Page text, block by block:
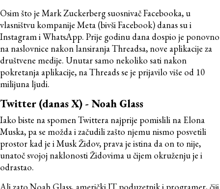
Osim što je Mark Zuckerberg suosnivač Facebooka, u
vlasništvu kompanije Meta (bivši Facebook) danas su i
Instagram i WhatsApp. Prije godinu dana dospio je ponovno
na naslovnice nakon lansiranja Threadsa, nove aplikacije za
društvene medije. Unutar samo nekoliko sati nakon
pokretanja aplikacije, na Threads se je prijavilo više od 10
milijuna ljudi.
Twitter (danas X) - Noah Glass
Iako biste na spomen Twittera najprije pomislili na Elona
Muska, pa se možda i začudili zašto njemu nismo posvetili
prostor kad je i Musk Židov, prava je istina da on to nije,
unatoč svojoj naklonosti Židovima u čijem okruženju je i
odrastao.
Ali zato Noah Glass, američki IT poduzetnik i programer, čiji